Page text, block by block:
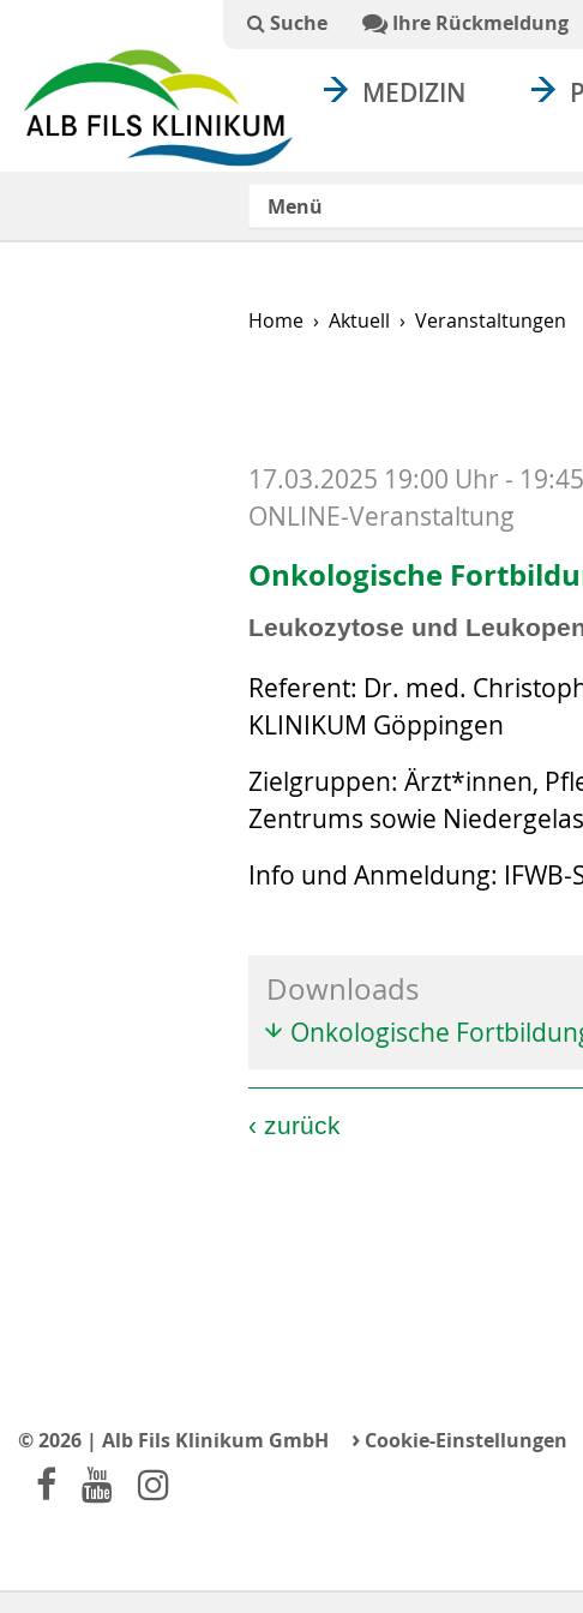
Suche SuchtextIhre Rückmeldung
MEDIZIN
Menü
Home Aktuell Veranstaltungen
17.03.2025 19:00 Uhr -
ONLINE-Veranstaltung
Onkologische
Leukozytose und
Referent: Dr. med.
KLINIKUM Göppingen
Zielgruppen: Ärzt*innen,
Zentrums sowie
Info und Anmeldung:
Downloads
Onkologische
‹ zurück
© 2026 | Alb Fils Klinikum GmbH › Cookie-Einstellungen